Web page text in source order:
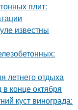
плит:
известны
летнего отдыха
конце октября
куст винограда: